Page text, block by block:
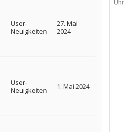
User-
Neuigkeiten
27. Mai
2024
User-
Neuigkeiten
1. Mai 2024
Uhr